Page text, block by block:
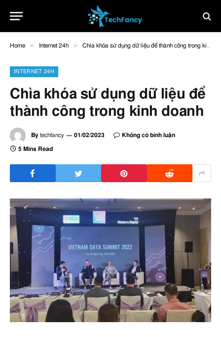
Home » Internet 24h » Chìa khóa sử dụng dữ liệu để thành công trong kinh doanh
INTERNET 24H
Chìa khóa sử dụng dữ liệu để
thành công trong kinh doanh
By techfancy 01/02/2023 Không có bình luận
5 Mins Read